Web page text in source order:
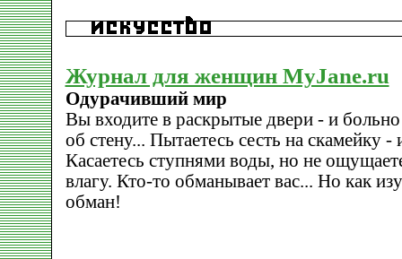
Журнал для женщин MyJane.ru
Одурачивший мир
Вы входите в раскрытые двери - и
об стену... Пытаетесь сесть на скамейку -
Касаетесь ступнями воды, но не
влагу. Кто-то обманывает вас... Но как
обман!